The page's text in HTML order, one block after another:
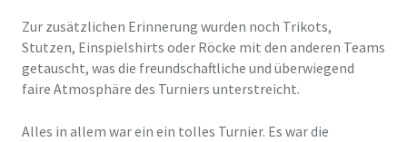
Zur zusätzlichen Erinnerung wurden noch Trikots,
Stutzen, Einspielshirts oder Röcke mit den anderen Teams
getauscht, was die freundschaftliche und überwiegend
faire Atmosphäre des Turniers unterstreicht.
Alles in allem war ein ein tolles Turnier. Es war die